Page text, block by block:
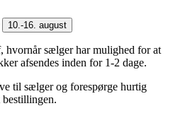
10.-16. august
hvornår sælger har mulighed for at
afsendes inden for 1-2 dage.
til sælger og forespørge hurtig
bestillingen.